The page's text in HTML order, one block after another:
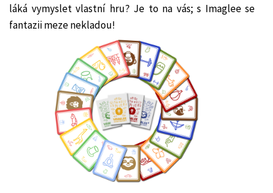
láká vymyslet vlastní hru? Je to na vás; s Imagleese
fantazii meze nekladou!